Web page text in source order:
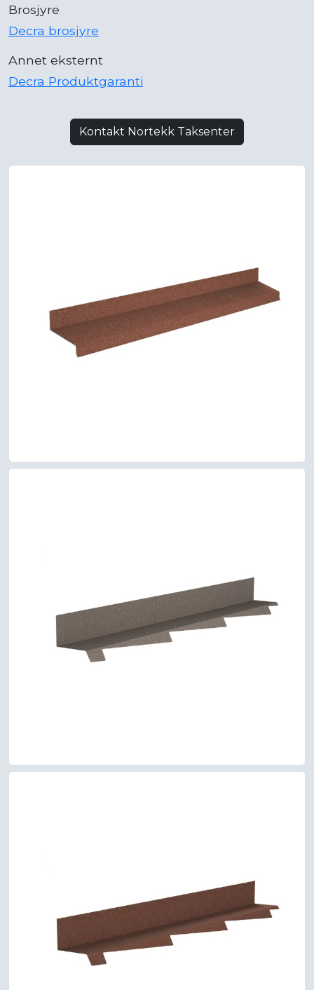
Brosjyre
Decra brosjyre
Annet eksternt
Decra Produktgaranti
Kontakt Nortekk Taksenter